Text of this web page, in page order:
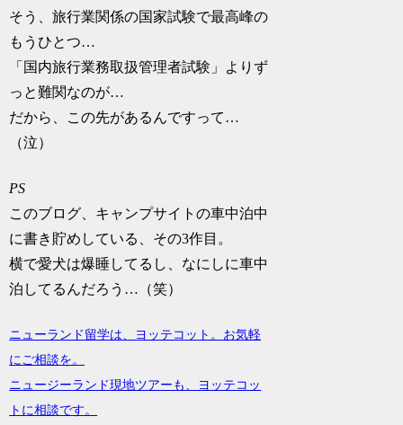
そう、旅行業関係の国家試験で最高峰の
もうひとつ…
「国内旅行業務取扱管理者試験」よりず
っと難関なのが…
だから、この先があるんですって…
（泣）
PS
このブログ、キャンプサイトの車中泊中
に書き貯めしている、その3作目。
横で愛犬は爆睡してるし、なにしに車中
泊してるんだろう…（笑）
ニューランド留学は、ヨッテコット。お気軽
にご相談を。
ニュージーランド現地ツアーも、ヨッテコッ
トに相談です。